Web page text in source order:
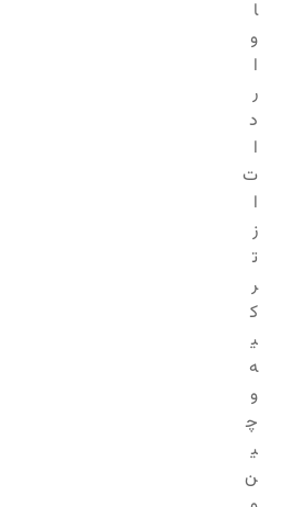
ا
و
ا
ر
د
ا
ت
ا
ز
ت
ر
ک
ی
ه
و
چ
ی
ن